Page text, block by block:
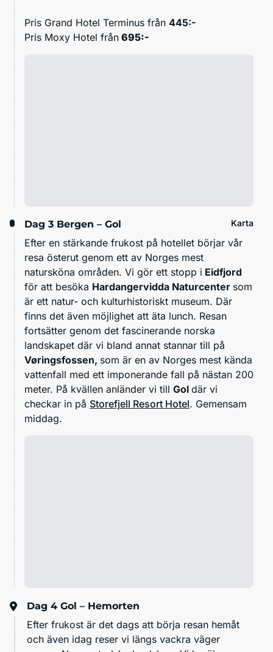
Pris Grand Hotel Terminus från 445:-
Pris Moxy Hotel från 695:-
Dag 3 Bergen – Gol Karta
Efter en stärkande frukost på hotellet börjar vår
resa österut genom ett av Norges mest
natursköna områden. Vi gör ett stopp i Eidfjord
för att besöka Hardangervidda Naturcenter som
är ett natur- och kulturhistoriskt museum. Där
finns det även möjlighet att äta lunch. Resan
fortsätter genom det fascinerande norska
landskapet där vi bland annat stannar till på
Vøringsfossen, som är en av Norges mest kända
vattenfall med ett imponerande fall på nästan 200
meter. På kvällen anländer vi till Gol där vi
checkar in på Storefjell Resort Hotel. Gemensam
middag.
Dag 4 Gol – Hemorten
Efter frukost är det dags att börja resan hemåt
och även idag reser vi längs vackra väger